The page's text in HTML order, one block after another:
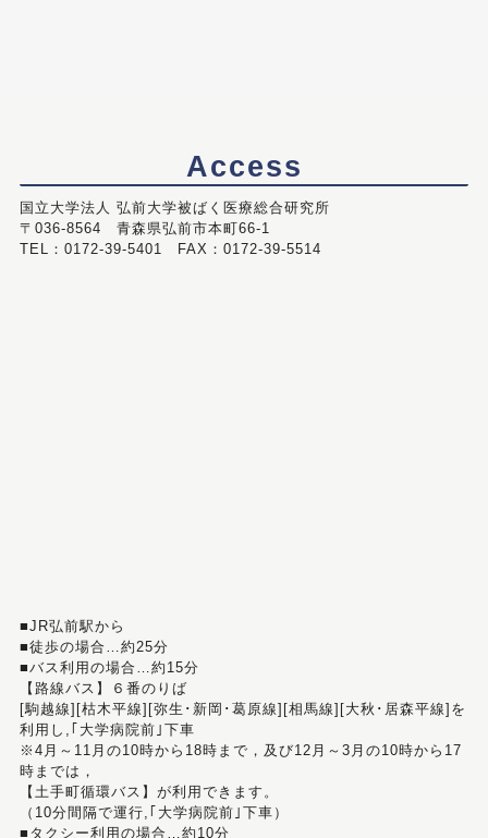
Access
国立大学法人 弘前大学被ばく医療総合研究所
〒036-8564 青森県弘前市本町66-1
TEL：0172-39-5401 FAX：0172-39-5514
■JR弘前駅から
■徒歩の場合…約25分
■バス利用の場合…約15分
【路線バス】６番のりば
[駒越線][枯木平線][弥生･新岡･葛原線][相馬線][大秋･居森平線]を
利用し,｢大学病院前｣下車
※4月～11月の10時から18時まで，及び12月～3月の10時から17
時までは，
【土手町循環バス】が利用できます。
（10分間隔で運行,｢大学病院前｣下車）
■タクシー利用の場合…約10分